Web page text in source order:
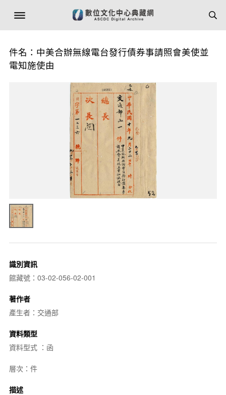
件名：中美合辦無線電台發行債券事請照會美使並
電知施使由
識別資訊
館藏號：03-02-056-02-001
著作者
產生者：交通部
資料類型
資料型式 ：函
層次：件
描述